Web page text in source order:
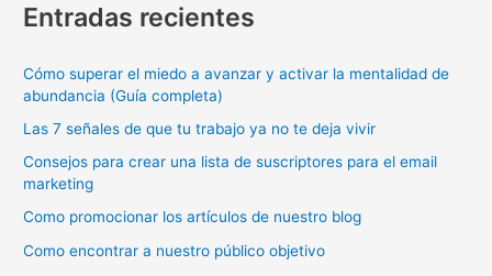
Entradas recientes
Cómo superar el miedo a avanzar y activar la mentalidad de
abundancia (Guía completa)
Las 7 señales de que tu trabajo ya no te deja vivir
Consejos para crear una lista de suscriptores para el email
marketing
Como promocionar los artículos de nuestro blog
Como encontrar a nuestro público objetivo